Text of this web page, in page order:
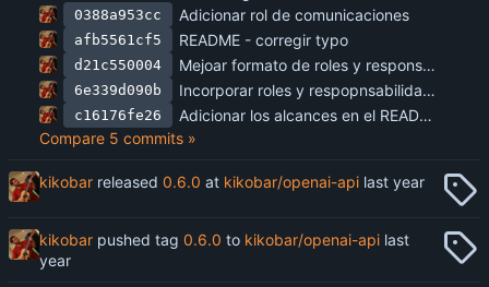
0388a953cc Adicionar rol de comunicaciones
afb5561cf5 README - corregir typo
d21c550004 Mejoar formato de roles y responsabilidades en el README.md
6e339d090b Incorporar roles y respopnsabilidades del proyecto
c16176fe26
Adicionar los alcances en el README.md
Compare 5 commits »
kikobar released 0.6.0 at kikobar/openai-api
kikobar pushed tag 0.6.0 to kikobar/openai-api